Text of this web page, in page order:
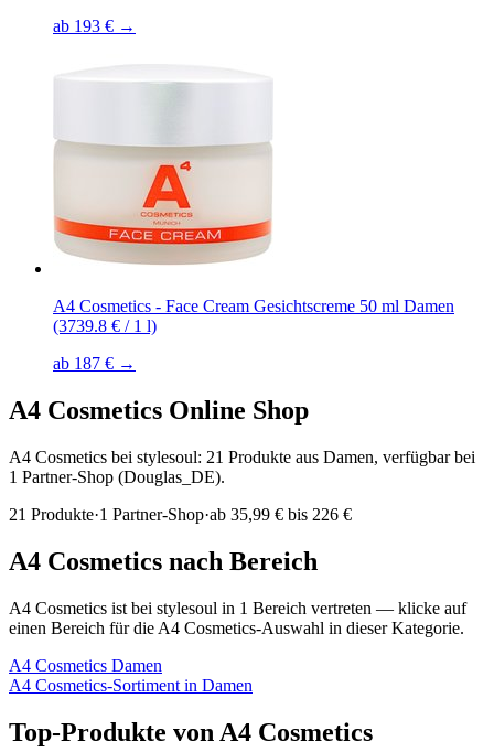
ab 193 € →
A4 Cosmetics - Face Cream Gesichtscreme 50 ml Damen
(3739.8 € / 1 l)
ab 187 € →
A4 Cosmetics Online Shop
A4 Cosmetics bei stylesoul: 21 Produkte aus Damen, verfügbar bei
1 Partner-Shop (Douglas_DE).
21 Produkte·1 Partner-Shop·ab 35,99 € bis 226 €
A4 Cosmetics nach Bereich
A4 Cosmetics ist bei stylesoul in 1 Bereich vertreten — klicke auf
einen Bereich für die A4 Cosmetics-Auswahl in dieser Kategorie.
A4 Cosmetics Damen
A4 Cosmetics-Sortiment in Damen
Top-Produkte von A4 Cosmetics